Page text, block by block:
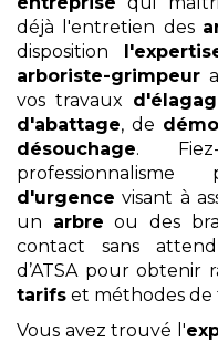
déjà l'entretien des
disposition
arboriste-grimpeur
vos travaux
d'abattage, de
désouchage.
d'urgence visant à
un arbre ou des
contact sans
d’ATSA pour obtenir
tarifs et méthodes de
Vous avez trouvé l'